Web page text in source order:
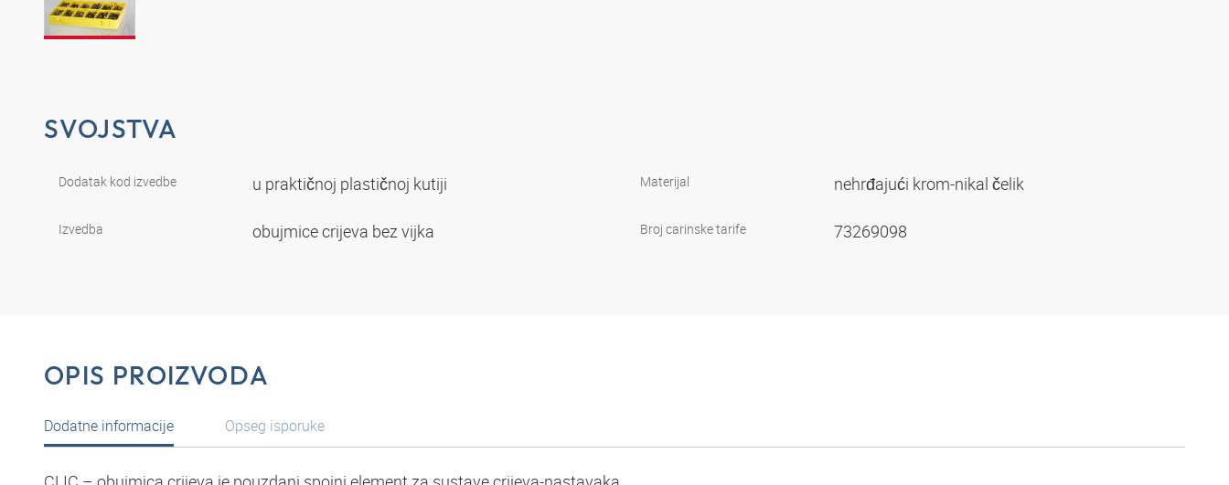
SVOJSTVA
Dodatak kod izvedbe u praktičnoj plastičnoj kutiji
Izvedba obujmice crijeva bez vijka
Materijal nehrđajući krom-nikal čelik
Broj carinske tarife 73269098
OPIS PROIZVODA
Dodatne informacije Opseg isporuke